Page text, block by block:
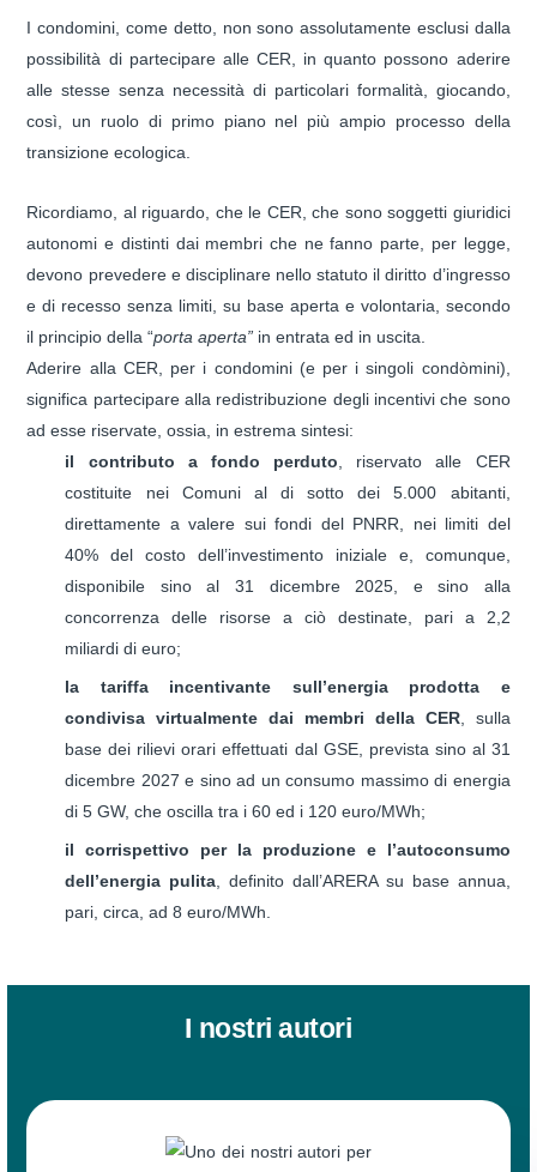
I condomini, come detto, non sono assolutamente esclusi dalla
possibilità di partecipare alle CER, in quanto possono aderire
alle stesse senza necessità di particolari formalità, giocando,
così, un ruolo di primo piano nel più ampio processo della
transizione ecologica.
Ricordiamo, al riguardo, che le CER, che sono soggetti giuridici
autonomi e distinti dai membri che ne fanno parte, per legge,
devono prevedere e disciplinare nello statuto il diritto d’ingresso
e di recesso senza limiti, su base aperta e volontaria, secondo
il principio della “porta aperta” in entrata ed in uscita.
Aderire alla CER, per i condomini (e per i singoli condòmini),
significa partecipare alla redistribuzione degli incentivi che sono
ad esse riservate, ossia, in estrema sintesi:
il contributo a fondo perduto , riservato alle CER
costituite nei Comuni al di sotto dei 5.000 abitanti,
direttamente a valere sui fondi del PNRR, nei limiti del
40% del costo dell’investimento iniziale e, comunque,
disponibile sino al 31 dicembre 2025, e sino alla
concorrenza delle risorse a ciò destinate, pari a 2,2
miliardi di euro;
la tariffa incentivante sull’energia prodotta e
condivisa virtualmente dai membri della CER, sulla
base dei rilievi orari effettuati dal GSE, prevista sino al 31
dicembre 2027 e sino ad un consumo massimo di energia
di 5 GW, che oscilla tra i 60 ed i 120 euro/MWh;
il corrispettivo per la produzione e l’autoconsumo
dell’energia pulita , definito dall’ARERA su base annua,
pari, circa, ad 8 euro/MWh.
I nostri autori